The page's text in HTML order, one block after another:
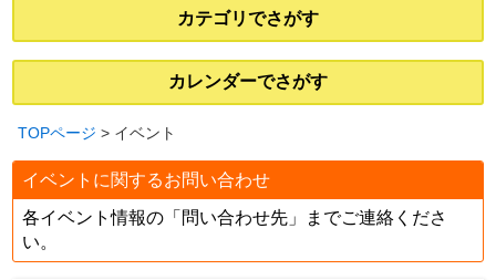
カテゴリでさがす
カレンダーでさがす
TOPページ > イベント
イベントに関するお問い合わせ
各イベント情報の「問い合わせ先」までご連絡くださ
い。